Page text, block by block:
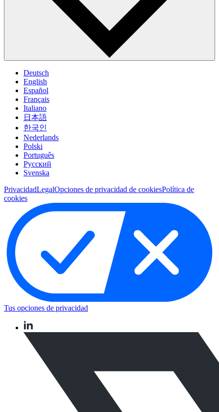
Deutsch
English
Español
Français
Italiano
日本語
한국인
Nederlands
Polski
Português
Pусский
Svenska
PrivacidadLegalOpciones de privacidad de cookiesPolítica de
cookies
Tus opciones de privacidad